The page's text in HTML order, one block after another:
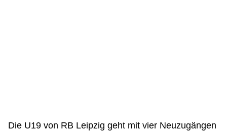
Die U19 von RB Leipzig geht mit vier Neuzugängen